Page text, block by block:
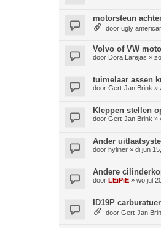
motorsteun
door ugly
Volvo of VW
door Dora Larejas »
tuimelaar assen
door Gert-Jan Brink »
Kleppen stellen
door Gert-Jan Brink »
Ander
door hyliner » di jun
Andere
door LEiPiE » wo jul
ID19P carburatuer
door Gert-Jan